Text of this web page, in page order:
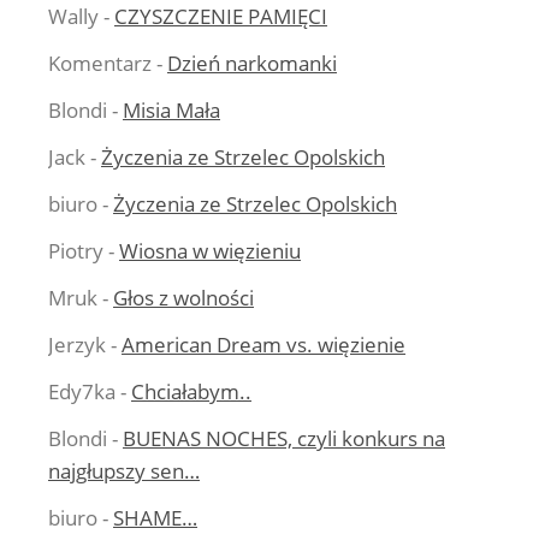
Wally- CZYSZCZENIE PAMIĘCI
Komentarz- Dzień narkomanki
Blondi - Misia Mała
Jack-Życzenia ze Strzelec Opolskich
biuro-Życzenia ze Strzelec Opolskich
Piotry-Wiosna w więzieniu
Mruk- Głos z wolności
Jerzyk-American Dream vs. więzienie
Edy7ka - Chciałabym..
Blondi - BUENAS NOCHES, czyli konkurs na
najgłupszy sen…
biuro- SHAME…